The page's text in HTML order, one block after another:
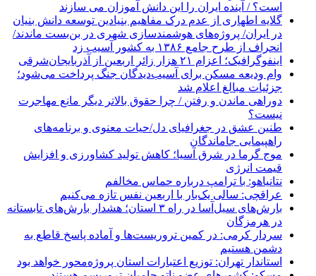
است؟ / آینده ایران را این دانش آموزان می سازند
گلایه اطهاری از عدم درک مفاهیم بنیادین توسعه دانش بنیان
در ایران/ پروژه‌های هوشمندسازی شهری در بن‌بست ماندند/
انحراف از طرح جامع ۱۳۸۶ به کشور آسیب زد
اینفوگرافیک؛ اعزام ۲۱ هزار زائر اربعین از آذربایجان‌شرقی
وام ودیعه مسکن برای آسیب‌دیدگان جنگ پرداخت می‌شود؛
جزئیات مبالغ اعلام شد
دوراهی ماندن و رفتن / چرا حقوق بالاتر دیگر مانع مهاجرت
نیست؟
طنین عشق در جغرافیای دل/حیات معنوی و برنامه‌های
راهپیمایی جاماندگان
موج گرما در شرق آسیا؛ کاهش تولید کشاورزی و افزایش
قیمت انرژی
نتانیاهو: با ترامپ درباره حماس مخالفم
عراقچی: سالی یک‌بار با اربعین نفس تازه می‌کنیم
بارش‌های سیل‌آسا در راه ۳ استان؛ هشدار بارش‌های تابستانه
در هرمزگان
سردار کرمی: در کمین تروریست‌ها و آماده پاسخ قاطع به
دشمن هستیم
استاندار تهران: توزیع اعتبارات استان پروژه‌محور خواهد بود